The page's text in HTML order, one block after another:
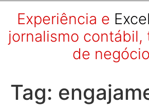
Experiência e
jornalismo contábil,
de
Tag: